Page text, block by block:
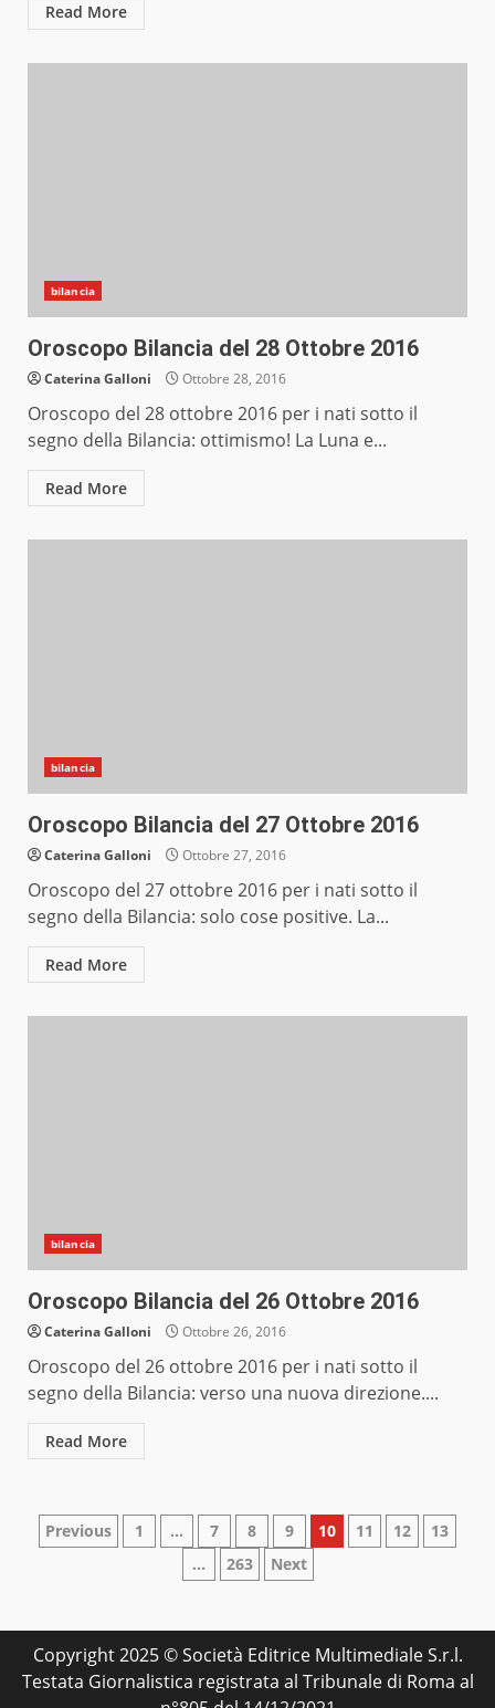
Read More
bilancia
Oroscopo Bilancia del 28 Ottobre 2016
Caterina Galloni Ottobre 28, 2016
Oroscopo del 28 ottobre 2016 per i nati sotto il
segno della Bilancia: ottimismo! La Luna e...
Read More
bilancia
Oroscopo Bilancia del 27 Ottobre 2016
Caterina Galloni Ottobre 27, 2016
Oroscopo del 27 ottobre 2016 per i nati sotto il
segno della Bilancia: solo cose positive. La...
Read More
bilancia
Oroscopo Bilancia del 26 Ottobre 2016
Caterina Galloni Ottobre 26, 2016
Oroscopo del 26 ottobre 2016 per i nati sotto il
segno della Bilancia: verso una nuova direzione....
Read More
Paginazione
articoli
Previous 1 … 7 8 9 10 11 12
13
…
263 Next
Copyright 2025 © Società Editrice Multimediale S.r.l.
Testata Giornalistica registrata al Tribunale di Roma al